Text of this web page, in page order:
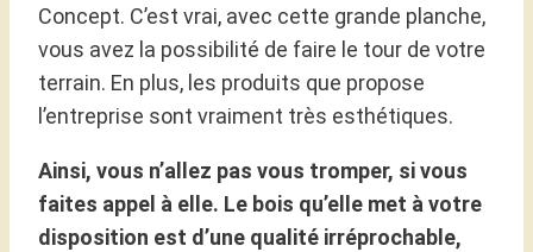
Concept. C’est vrai, avec cette grande planche,
vous avez la possibilité de faire le tour de votre
terrain. En plus, les produits que propose
l’entreprise sont vraiment très esthétiques.
Ainsi, vous n’allez pas vous tromper, si vous
faites appel à elle. Le bois qu’elle met à votre
disposition est d’une qualité irréprochable,